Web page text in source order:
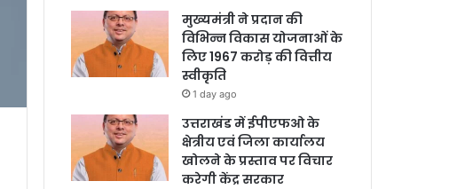
मुख्यमंत्री ने प्रदान की
विभिन्न विकास योजनाओं के
लिए 1967 करोड़ की वित्तीय
स्वीकृति
1 day ago
उत्तराखंड में ईपीएफओ के
क्षेत्रीय एवं जिला कार्यालय
खोलने के प्रस्ताव पर विचार
करेगी केंद्र सरकार